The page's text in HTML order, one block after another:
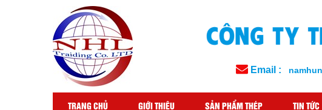
Email :
TRANG CHỦ GIỚI THIỆU SẢN PHẨM THÉP TIN TỨC